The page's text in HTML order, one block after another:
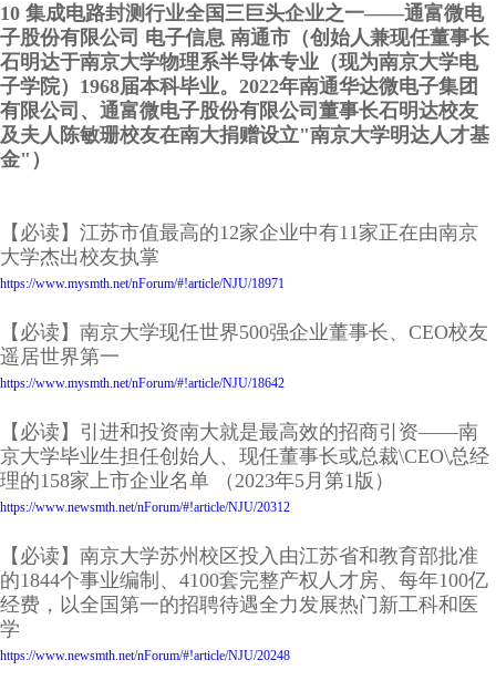
10 集成电路封测行业全国三巨头企业之一——通富微电
子股份有限公司 电子信息 南通市（创始人兼现任董事长
石明达于南京大学物理系半导体专业（现为南京大学电
子学院）1968届本科毕业。2022年南通华达微电子集团
有限公司、通富微电子股份有限公司董事长石明达校友
及夫人陈敏珊校友在南大捐赠设立"南京大学明达人才基
金"）
【必读】江苏市值最高的12家企业中有11家正在由南京
大学杰出校友执掌
https://www.mysmth.net/nForum/#!article/NJU/18971
【必读】南京大学现任世界500强企业董事长、CEO校友
遥居世界第一
https://www.mysmth.net/nForum/#!article/NJU/18642
【必读】引进和投资南大就是最高效的招商引资——南
京大学毕业生担任创始人、现任董事长或总裁\CEO\总经
理的158家上市企业名单 （2023年5月第1版）
https://www.newsmth.net/nForum/#!article/NJU/20312
【必读】南京大学苏州校区投入由江苏省和教育部批准
的1844个事业编制、4100套完整产权人才房、每年100亿
经费，以全国第一的招聘待遇全力发展热门新工科和医
学
https://www.newsmth.net/nForum/#!article/NJU/20248